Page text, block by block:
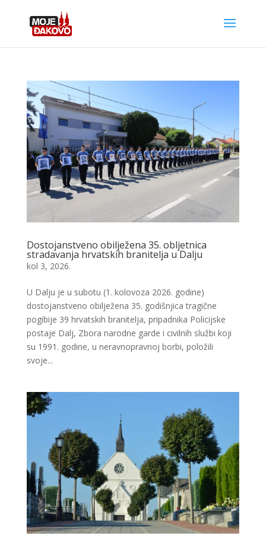
Dostojanstveno obilježena 35. obljetnica
stradavanja hrvatskih branitelja u Dalju
kol 3, 2026.
U Dalju je u subotu (1. kolovoza 2026. godine)
dostojanstveno obilježena 35. godišnjica tragične
pogibije 39 hrvatskih branitelja, pripadnika Policijske
postaje Dalj, Zbora narodne garde i civilnih službi koji
su 1991. godine, u neravnopravnoj borbi, položili
svoje...